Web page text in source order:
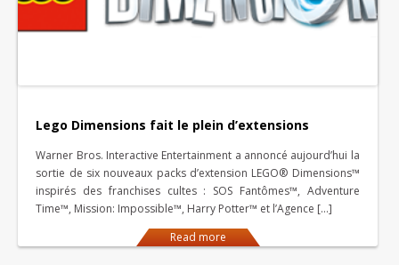
Lego Dimensions fait le plein d’extensions
Warner Bros. Interactive Entertainment a annoncé aujourd’hui la
sortie de six nouveaux packs d’extension LEGO® Dimensions™
inspirés des franchises cultes : SOS Fantômes™, Adventure
Time™, Mission: Impossible™, Harry Potter™ et l’Agence […]
Read more